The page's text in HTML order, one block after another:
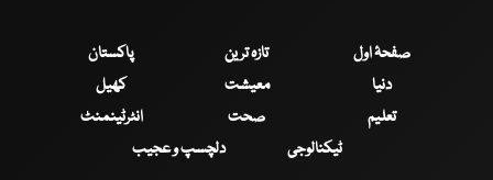
صفحۂ اول تازہ ترین
پاکستان
دنیا
معیشت
کھیل
تعلیم
صحت
انٹرٹینمنٹ
ٹیکنالوجی
دلچسپ و عجیب